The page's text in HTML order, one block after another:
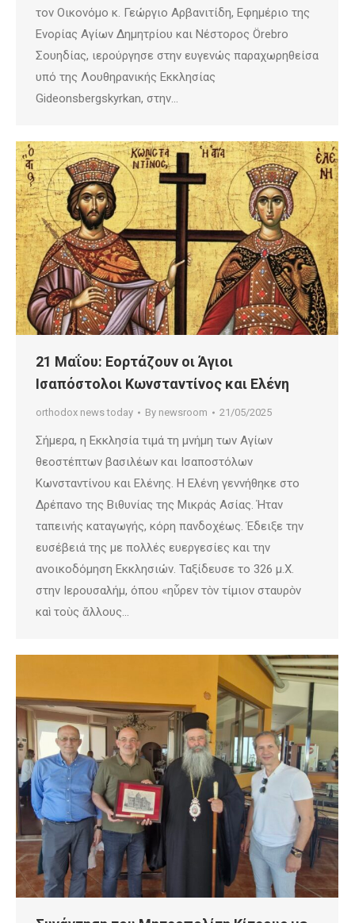
τον Οικονόμο κ. Γεώργιο Αρβανιτίδη, Εφημέριο της
Ενορίας Αγίων Δημητρίου και Νέστορος Örebro
Σουηδίας, ιερούργησε στην ευγενώς παραχωρηθείσα
υπό της Λουθηρανικής Εκκλησίας
Gideonsbergskyrkan, στην…
21 Μαΐου: Εορτάζουν οι Άγιοι
Ισαπόστολοι Κωνσταντίνος και Ελένη
orthodox news today By newsroom 21/05/2025
Σήμερα, η Εκκλησία τιμά τη μνήμη των Αγίων
θεοστέπτων βασιλέων και Ισαποστόλων
Κωνσταντίνου και Ελένης. Η Ελένη γεννήθηκε στο
Δρέπανο της Βιθυνίας της Μικράς Ασίας. Ήταν
ταπεινής καταγωγής, κόρη πανδοχέως. Έδειξε την
ευσέβειά της με πολλές ευεργεσίες και την
ανοικοδόμηση Εκκλησιών. Ταξίδευσε το 326 μ.Χ.
στην Ιερουσαλήμ, όπου «ηὗρεν τὸν τίμιον σταυρὸν
καὶ τοὺς ἄλλους…